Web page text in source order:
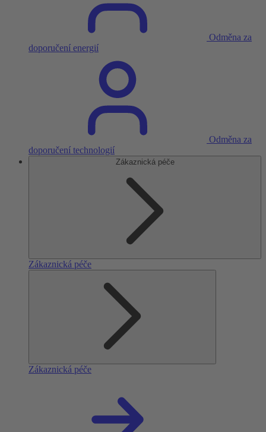
Odměna za
doporučení energií
Odměna za
doporučení technologií
Zákaznická péče
Zákaznická péče
Zákaznická péče